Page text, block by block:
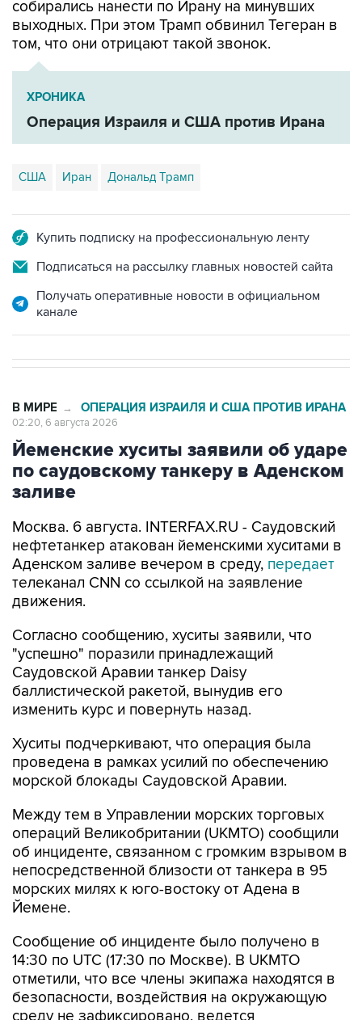
собирались нанести по Ирану на минувших
выходных. При этом Трамп обвинил Тегеран в
том, что они отрицают такой звонок.
ХРОНИКА
Операция Израиля и США против Ирана
США Иран Дональд Трамп
Купить подписку на профессиональную ленту
Подписаться на рассылку главных новостей сайта
Получать оперативные новости в официальном
канале
В МИРЕ → ОПЕРАЦИЯ ИЗРАИЛЯ И США ПРОТИВ ИРАНА
02:20, 6 августа 2026
Йеменские хуситы заявили об ударе
по саудовскому танкеру в Аденском
заливе
Москва. 6 августа. INTERFAX.RU - Саудовский
нефтетанкер атакован йеменскими хуситами в
Аденском заливе вечером в среду, передает
телеканал CNN со ссылкой на заявление
движения.
Согласно сообщению, хуситы заявили, что
"успешно" поразили принадлежащий
Саудовской Аравии танкер Daisy
баллистической ракетой, вынудив его
изменить курс и повернуть назад.
Хуситы подчеркивают, что операция была
проведена в рамках усилий по обеспечению
морской блокады Саудовской Аравии.
Между тем в Управлении морских торговых
операций Великобритании (UKMTO) сообщили
об инциденте, связанном с громким взрывом в
непосредственной близости от танкера в 95
морских милях к юго-востоку от Адена в
Йемене.
Сообщение об инциденте было получено в
14:30 по UTC (17:30 по Москве). В UKMTO
отметили, что все члены экипажа находятся в
безопасности, воздействия на окружающую
среду не зафиксировано, ведется